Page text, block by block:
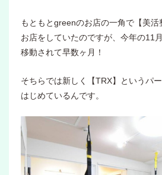
もともとgreenのお店の一角で【美
お店をしていたのですが、今年の11
移動されて早数ヶ月！
そちらでは新しく【TRX】というパ
はじめているんです。